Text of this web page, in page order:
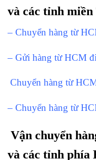
và các tỉnh
– Chuyển hàng từ
– Gửi hàng từ HCM
Chuyển hàng từ
– Chuyển hàng từ
Vận chuyển
và các tỉnh phía